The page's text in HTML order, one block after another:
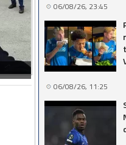
06/08/26, 23:45
06/08/26, 11:25